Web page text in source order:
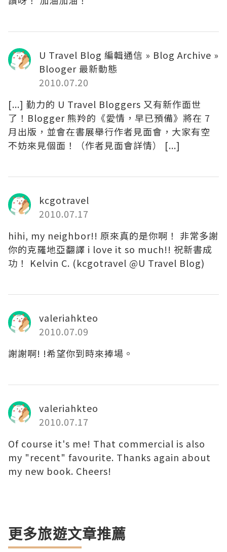
U Travel Blog 編輯通信 » Blog Archive »
Blooger 最新動態
2010.07.20
[...] 勤力的 U Travel Bloggers 又有新作面世
了！Blogger 熊羚的《愛情，早已預備》將在 7
月出版，並會在書展舉行作者見面會，大家有空
不妨來見個面！（作者見面會詳情） [...]
kcgotravel
2010.07.17
hihi, my neighbor!! 原來真的是你啊！ 非常多謝
你的克羅地亞翻譯 i love it so much!! 祝新書成
功！ Kelvin C. (kcgotravel @U Travel Blog)
valeriahkteo
2010.07.09
謝謝啊! !希望你到時來捧場。
valeriahkteo
2010.07.17
Of course it's me! That commercial is also
my "recent" favourite. Thanks again about
my new book. Cheers!
更多旅遊文章推薦